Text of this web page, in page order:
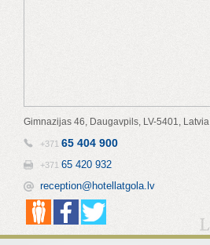
Gimnazijas 46, Daugavpils, LV-5401, Latvia
+371 65 404 900
+371 65 420 932
reception@hotellatgola.lv